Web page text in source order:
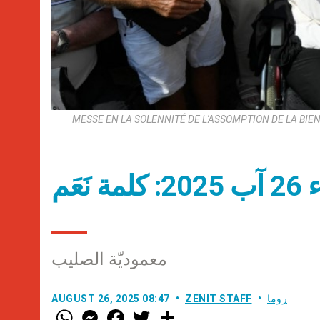
MESSE EN LA SOLENNITÉ DE L'ASSOMPTION DE LA
معموديّة الصليب
AUGUST 26, 2025 08:47 ZENIT STAFF روما
W M F